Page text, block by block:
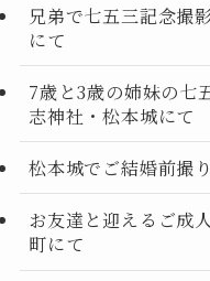
兄弟で七五三記念撮
にて
7歳と3歳の姉妹の七
志神社・松本城にて
松本城でご結婚前撮
お友達と迎えるご成
町にて